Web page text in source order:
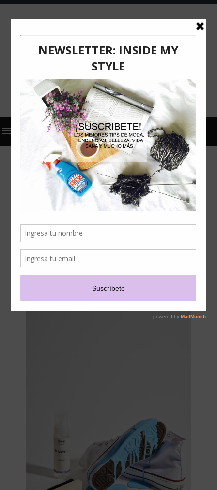
ACTUALIZACIÓN COMUNICADO DE PRENSA
FALABELLA
¡DALE UNA SEGUNDA VIDA
A TUS ZAPATILLAS!
DÉJALAS COMO NUEVAS
CON SNEAK CLEAN